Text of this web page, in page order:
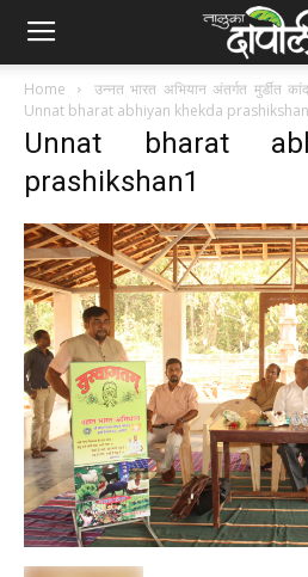
Home
उन्नत भारत अभियान अंतर्गत मुर्डीत
Unnat bharat abhiyan khekda
Unnat bharat
prashikshan1